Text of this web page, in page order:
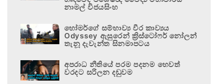
නාමල් විජයසිංහ
හෝමර්ගේ සම්භාව්‍ය වීර කාව්‍යය
Odyssey ඇසුරෙන් ක්‍රිස්ටෝෆර් නෝලන්
තැනූ දැවැන්ත සිනමාපටය
අපරාධ නීතියේ පරම පදනම හෙවත්
වරදට සරිලන දඬුවම